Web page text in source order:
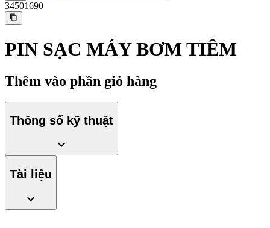
34501690
PIN SẠC MÁY BƠM TIÊM
Thêm vào phần giỏ hàng
Thông số kỹ thuật
Tài liệu